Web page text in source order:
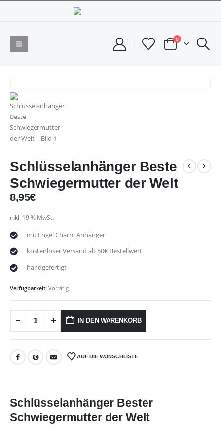
0
Schlüsselanhänger Beste
Schwiegermutter der Welt
8,95€
inkl. 19 % MwSt.
mit Engel Charm Anhänger
kostenloser Versand ab 50€ Bestellwert
handgefertigt
Verfügbarkeit: Vorrätig
IN DEN WARENKORB
AUF DIE WUNSCHLISTE
Schlüsselanhänger Bester
Schwiegermutter der Welt